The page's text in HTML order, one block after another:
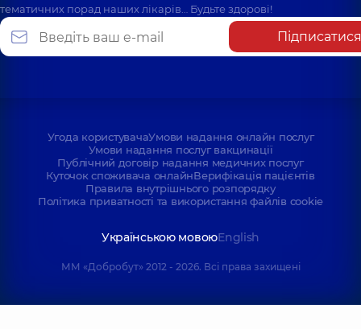
тематичних порад наших лікарів… Будьте здорові!
Підписатися
Угода користувачаУмови надання онлайн послуг
Умови надання послуг вакцинації
Публічний договір надання медичних послуг
Куточок споживача онлайнВерифікація пацієнтів
Правила внутрішнього розпорядку
Політика приватності та використання файлів cookie
Українською мовоюEnglish
ММ «Добробут» 2012 - 2026. Всі права захищені